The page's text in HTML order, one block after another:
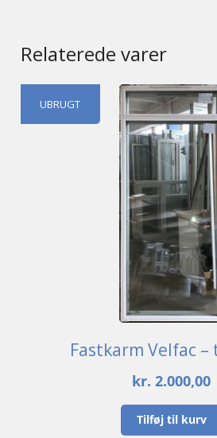
Relaterede varer
UBRUGT
Fastkarm Velfac
kr. 2.000,00
Tilføj til kurv